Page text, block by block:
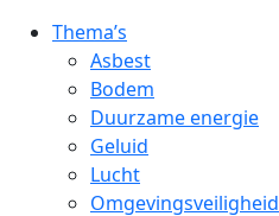
Thema’s
Asbest
Bodem
Duurzame energie
Geluid
Lucht
Omgevingsveiligheid